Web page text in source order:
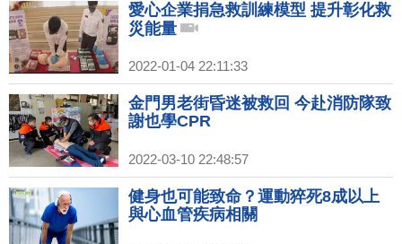
愛心企業捐急救訓練模型 提升彰化救
災能量
2022-01-04 22:11:33
金門男老街昏迷被救回 今赴消防隊致
謝也學CPR
2022-03-10 22:48:57
健身也可能致命？運動猝死8成以上
與心血管疾病相關